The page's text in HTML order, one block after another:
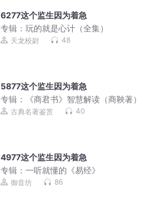
6277这个监生因为着急
专辑：玩的就是心计（全集）
天龙校尉 48
5877这个监生因为着急
专辑：
《商君书》智慧解读（商鞅著）
古典名著鉴赏 40
4977这个监生因为着急
专辑：一听就懂的《易经》
御音坊 86